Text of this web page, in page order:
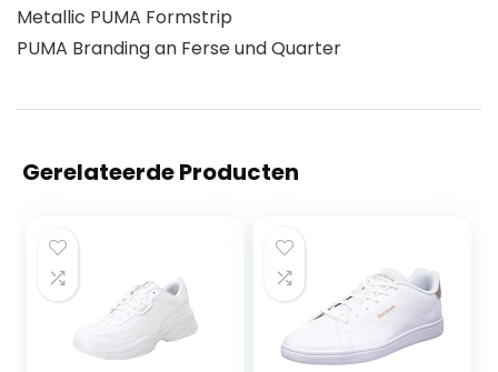
Metallic PUMA Formstrip
PUMA Branding an Ferse und Quarter
Gerelateerde Producten